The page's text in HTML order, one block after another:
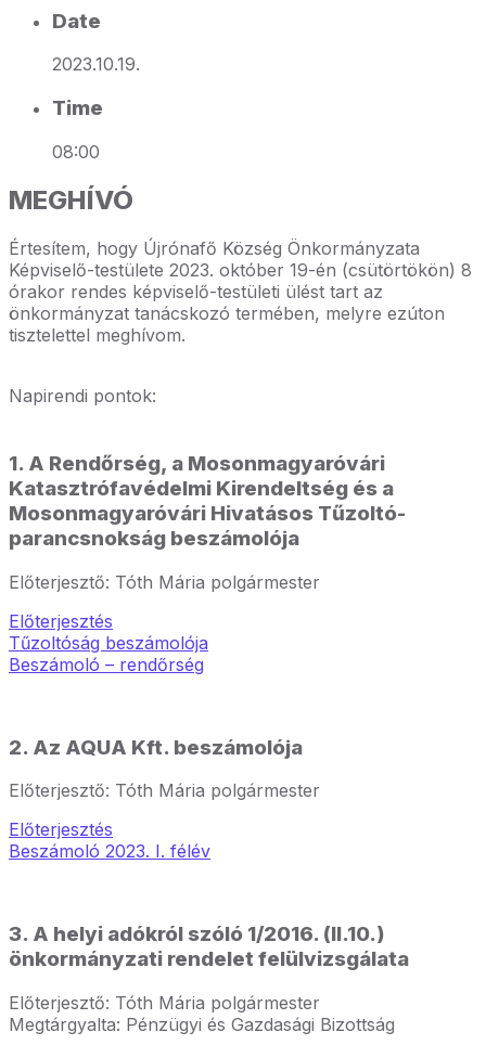
Date
2023.10.19.
Time
08:00
MEGHÍVÓ
Értesítem, hogy Újrónafő Község Önkormányzata
Képviselő-testülete 2023. október 19-én (csütörtökön) 8
órakor rendes képviselő-testületi ülést tart az
önkormányzat tanácskozó termében, melyre ezúton
tisztelettel meghívom.
Napirendi pontok:
1. A Rendőrség, a Mosonmagyaróvári
Katasztrófavédelmi Kirendeltség és a
Mosonmagyaróvári Hivatásos Tűzoltó-
parancsnokság beszámolója
Előterjesztő: Tóth Mária polgármester
Előterjesztés
Tűzoltóság beszámolója
Beszámoló – rendőrség
2. Az AQUA Kft. beszámolója
Előterjesztő: Tóth Mária polgármester
Előterjesztés
Beszámoló 2023. I. félév
3. A helyi adókról szóló 1/2016. (II.10.)
önkormányzati rendelet felülvizsgálata
Előterjesztő: Tóth Mária polgármester
Megtárgyalta: Pénzügyi és Gazdasági Bizottság